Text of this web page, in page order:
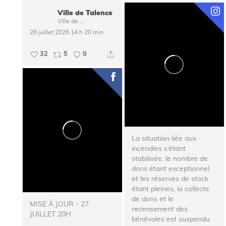
Ville de Talence
28 juillet 2026 14 h 20 min
32 5 0
La situation liée aux
incendies s’étant
stabilisée, le nombre de
dons étant exceptionnel
et les réserves de stock
étant pleines, la collecte
de dons et le
recensement des
bénévoles est suspendu
MISE À JOUR - 27
JUILLET 20H